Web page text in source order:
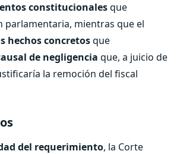
constitucionalesque
parlamentaria, mientras que el
hechos concretosque
de negligencia que, a juicio de
la remoción del fiscal
del requerimiento, la Corte